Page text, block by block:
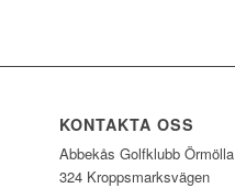
KONTAKTA OSS
Abbekås Golfklubb Örmölla
324 Kroppsmarksvägen